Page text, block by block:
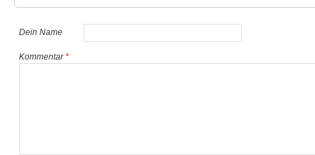
Dein Name
Kommentar*